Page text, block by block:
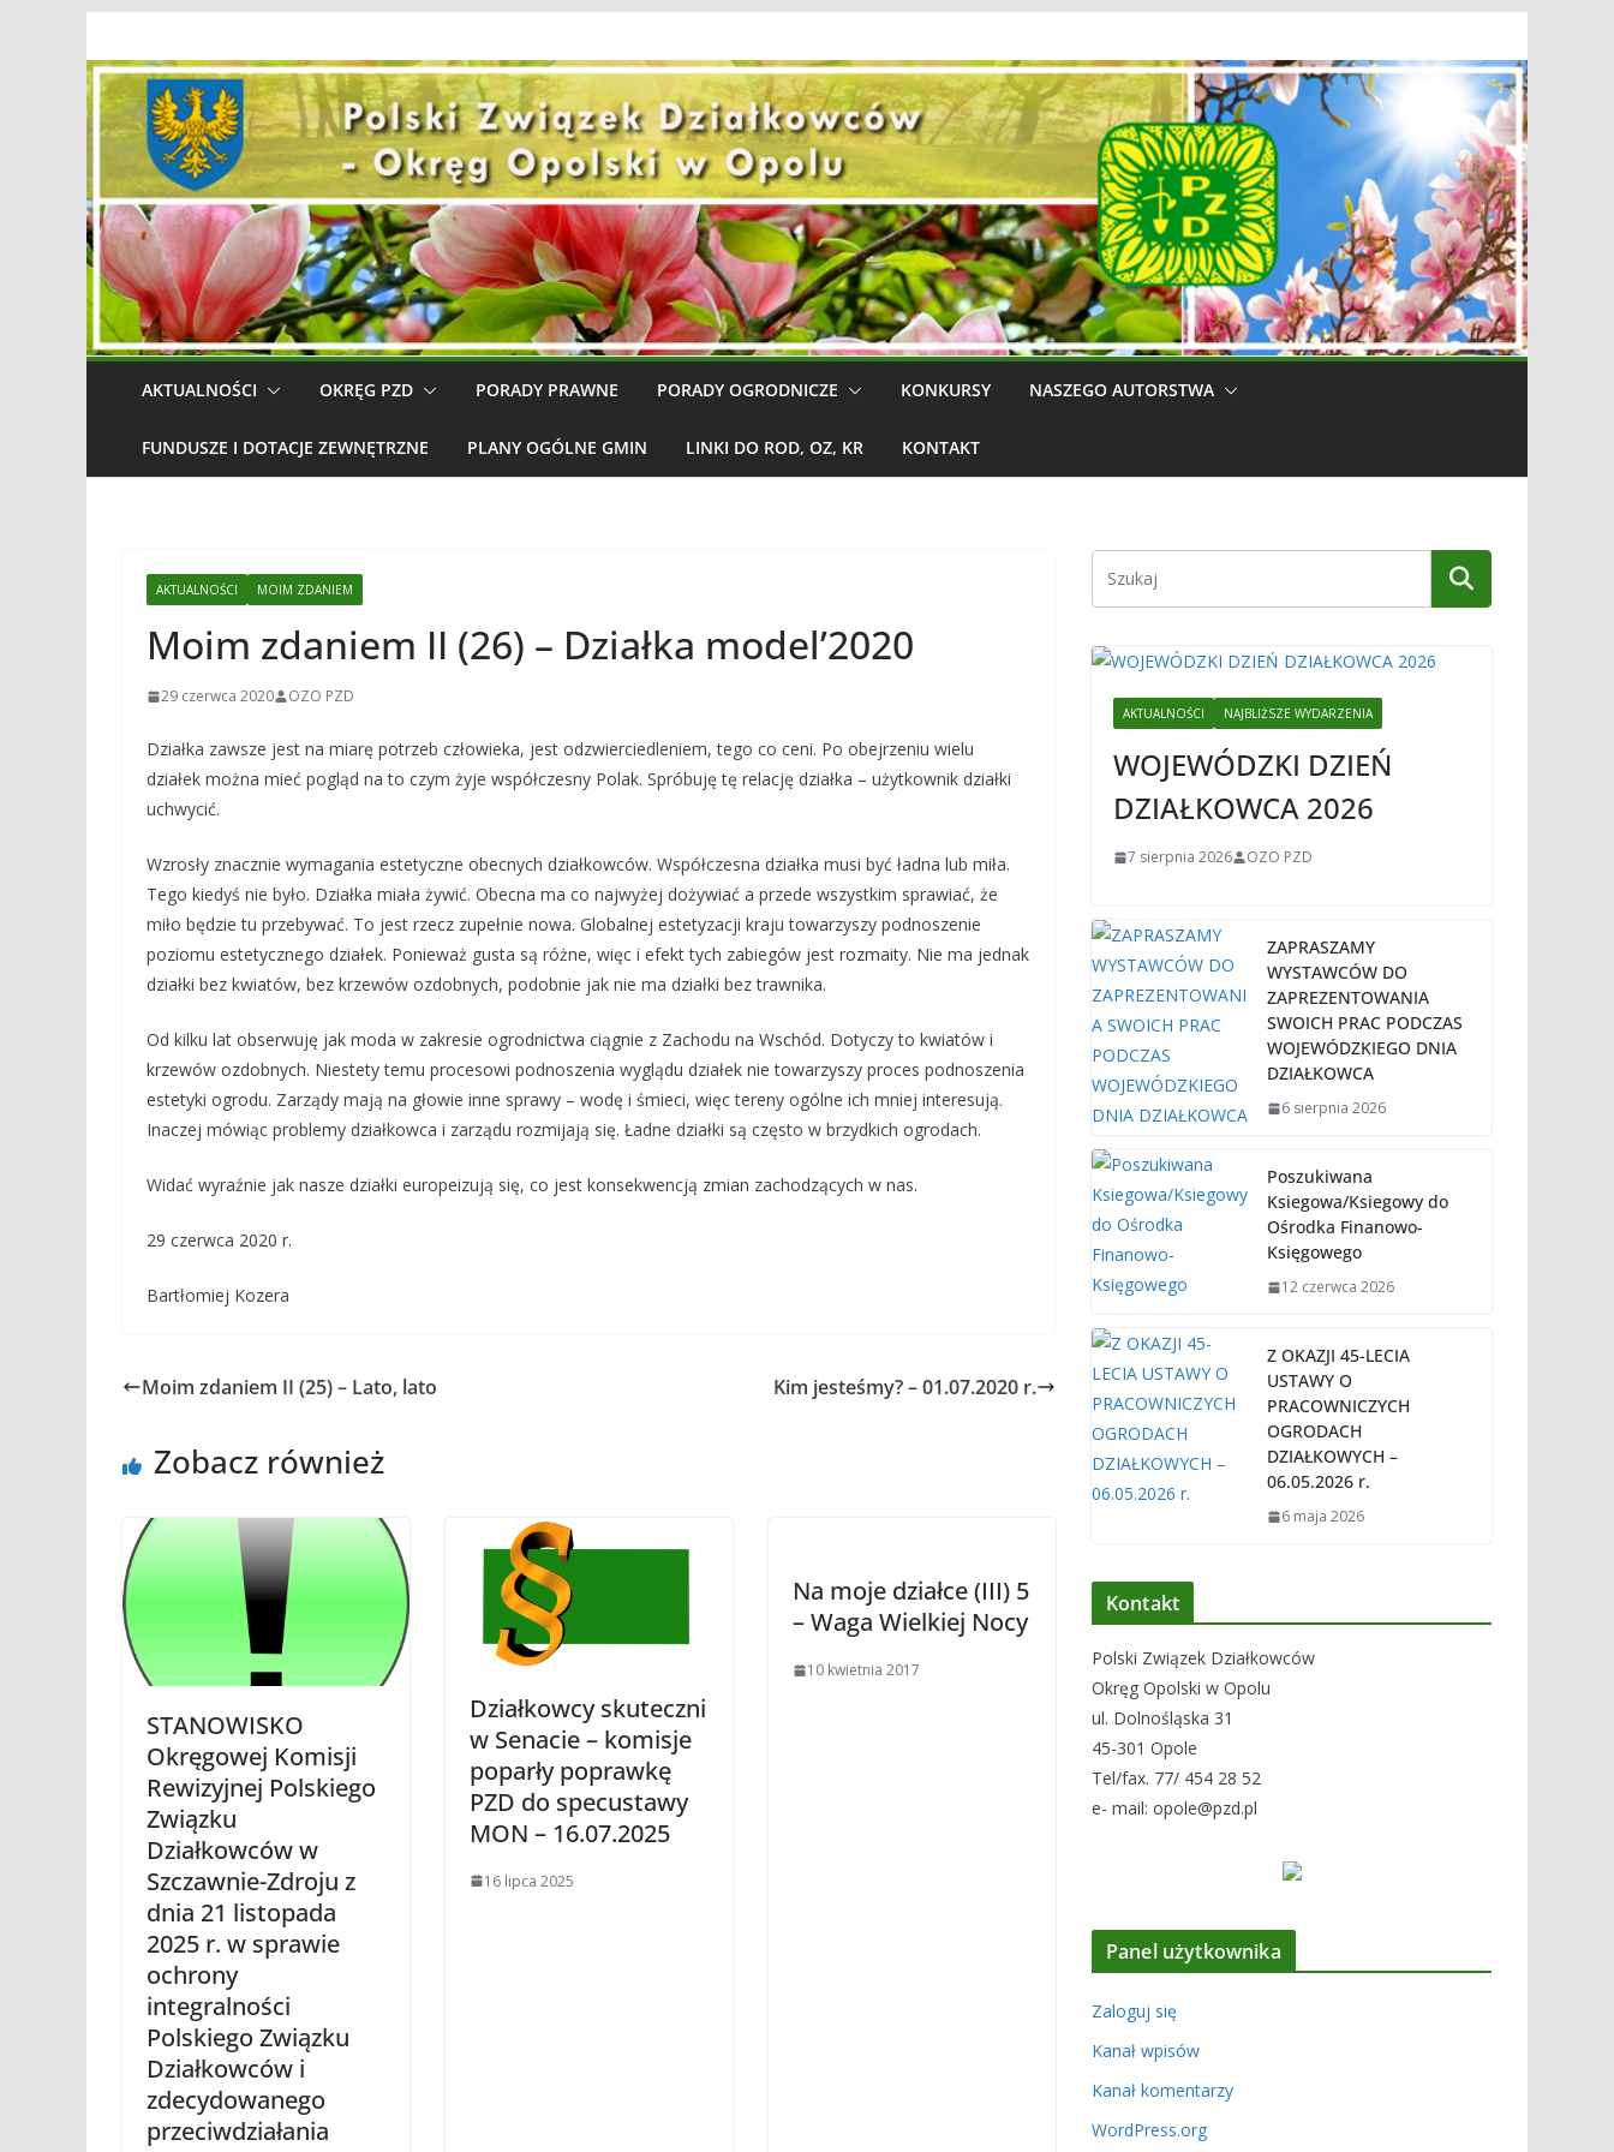
do
treści
AKTUALNOŚCI OKRĘG PZD PORADY PRAWNE PORADY OGRODNICZE KONKURSY NASZEGO AUTORSTWA
FUNDUSZE I DOTACJE ZEWNĘTRZNE PLANY OGÓLNE GMIN LINKI DO ROD, OZ, KR KONTAKT
AKTUALNOŚCI MOIM ZDANIEM
Moim zdaniem II (26) – Działka model’2020
29 czerwca 2020 OZO PZD
Działka zawsze jest na miarę potrzeb człowieka, jest odzwierciedleniem, tego co ceni. Po obejrzeniu wielu
działek można mieć pogląd na to czym żyje współczesny Polak. Spróbuję tę relację działka – użytkownik działki
uchwycić.
Wzrosły znacznie wymagania estetyczne obecnych działkowców. Współczesna działka musi być ładna lub miła.
Tego kiedyś nie było. Działka miała żywić. Obecna ma co najwyżej dożywiać a przede wszystkim sprawiać, że
miło będzie tu przebywać. To jest rzecz zupełnie nowa. Globalnej estetyzacji kraju towarzyszy podnoszenie
poziomu estetycznego działek. Ponieważ gusta są różne, więc i efekt tych zabiegów jest rozmaity. Nie ma jednak
działki bez kwiatów, bez krzewów ozdobnych, podobnie jak nie ma działki bez trawnika.
Od kilku lat obserwuję jak moda w zakresie ogrodnictwa ciągnie z Zachodu na Wschód. Dotyczy to kwiatów i
krzewów ozdobnych. Niestety temu procesowi podnoszenia wyglądu działek nie towarzyszy proces podnoszenia
estetyki ogrodu. Zarządy mają na głowie inne sprawy – wodę i śmieci, więc tereny ogólne ich mniej interesują.
Inaczej mówiąc problemy działkowca i zarządu rozmijają się. Ładne działki są często w brzydkich ogrodach.
Widać wyraźnie jak nasze działki europeizują się, co jest konsekwencją zmian zachodzących w nas.
29 czerwca 2020 r.
Bartłomiej Kozera
Moim zdaniem II (25) – Lato, lato Kim jesteśmy? – 01.07.2020 r.
Zobacz również
STANOWISKO
Okręgowej Komisji
Rewizyjnej Polskiego
Związku
Działkowców w
Szczawnie-Zdroju z
dnia 21 listopada
2025 r. w sprawie
ochrony
integralności
Polskiego Związku
Działkowców i
zdecydowanego
przeciwdziałania
Działkowcy skuteczni
w Senacie – komisje
poparły poprawkę
PZD do specustawy
MON – 16.07.2025
16 lipca 2025
Na moje działce (III) 5
– Waga Wielkiej Nocy
10 kwietnia 2017
AKTUALNOŚCI NAJBLIŻSZE WYDARZENIA
WOJEWÓDZKI DZIEŃ
DZIAŁKOWCA 2026
7 sierpnia 2026 OZO PZD
ZAPRASZAMY
WYSTAWCÓW DO
ZAPREZENTOWANIA
SWOICH PRAC PODCZAS
WOJEWÓDZKIEGO DNIA
DZIAŁKOWCA
6 sierpnia 2026
Poszukiwana
Ksiegowa/Ksiegowy do
Ośrodka Finanowo-
Księgowego
12 czerwca 2026
Z OKAZJI 45-LECIA
USTAWY O
PRACOWNICZYCH
OGRODACH
DZIAŁKOWYCH –
06.05.2026 r.
6 maja 2026
Kontakt
Polski Związek Działkowców
Okręg Opolski w Opolu
ul. Dolnośląska 31
45-301 Opole
Tel/fax. 77/ 454 28 52
e- mail: opole@pzd.pl
Panel użytkownika
Zaloguj się
Kanał wpisów
Kanał komentarzy
WordPress.org